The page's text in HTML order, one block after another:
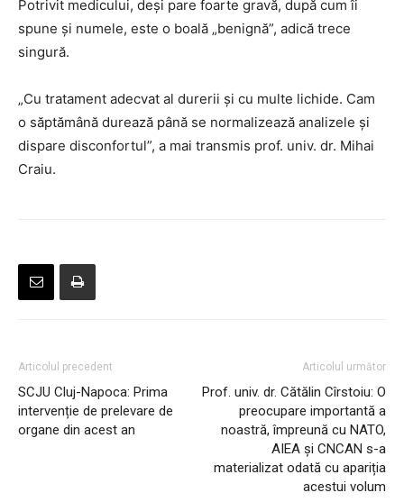
Potrivit medicului, deși pare foarte gravă, după cum îi
spune și numele, este o boală „benignă”, adică trece
singură.
„Cu tratament adecvat al durerii și cu multe lichide. Cam
o săptămână durează până se normalizează analizele și
dispare disconfortul”, a mai transmis prof. univ. dr. Mihai
Craiu.
Articolul precedent
SCJU Cluj-Napoca: Prima
intervenție de prelevare de
organe din acest an
Articolul următor
Prof. univ. dr. Cătălin Cîrstoiu: O
preocupare importantă a
noastră, împreună cu NATO,
AIEA și CNCAN s-a
materializat odată cu apariția
acestui volum